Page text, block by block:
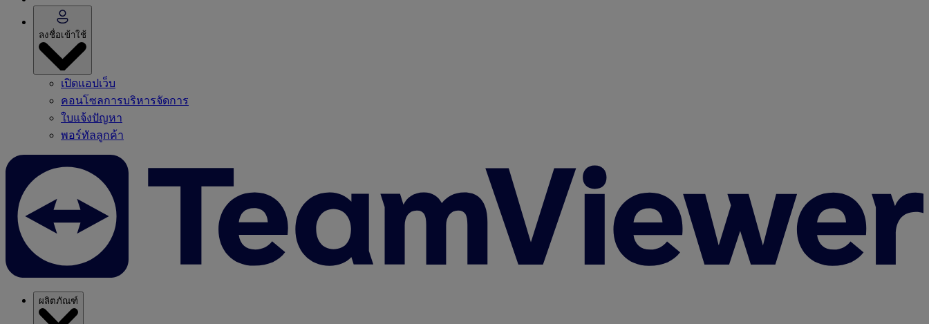
ลงชื่อเข้าใช้
เปิดแอปเว็บ
คอนโซลการบริหารจัดการ
ใบแจ้งปัญหา
พอร์ทัลลูกค้า
ผลิตภัณฑ์